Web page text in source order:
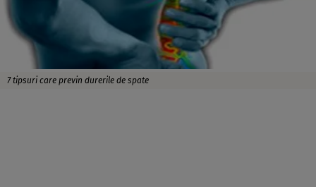
7 tipsuri care previn durerile de spate